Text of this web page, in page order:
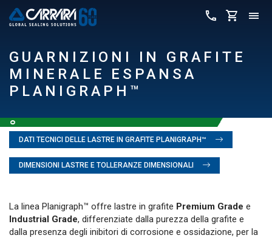
GUARNIZIONI IN GRAFITE
MINERALE ESPANSA
PLANIGRAPH™
DATI TECNICI DELLE LASTRE IN GRAFITE PLANIGRAPH™
DIMENSIONI LASTRE E TOLLERANZE DIMENSIONALI
La linea Planigraph™ offre lastre in grafite Premium Grade e
Industrial Grade, differenziate dalla purezza della grafite e
dalla presenza degli inibitori di corrosione e ossidazione, per la